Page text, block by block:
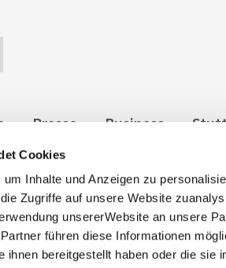
Cookies
Inhalte und Anzeigen zu
Zugriffe auf unsere Website
unsererWebsite an unsere
führen diese Informationen
ihnen bereitgestellt haben oder die sie
Presse Business